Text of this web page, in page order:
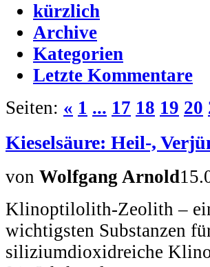
kürzlich
Archive
Kategorien
Letzte Kommentare
Seiten: « 1 ... 17 18 19 20
Kieselsäure: Heil-,
von Wolfgang Arnold
Klinoptilolith-Zeolith –
wichtigsten Substanzen
siliziumdioxidreiche